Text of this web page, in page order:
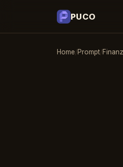
PUCO
Home/Prompt/